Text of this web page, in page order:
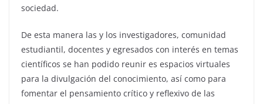
sociedad.
De esta manera las y los investigadores, comunidad
estudiantil, docentes y egresados con interés en temas
científicos se han podido reunir es espacios virtuales
para la divulgación del conocimiento, así como para
fomentar el pensamiento crítico y reflexivo de las